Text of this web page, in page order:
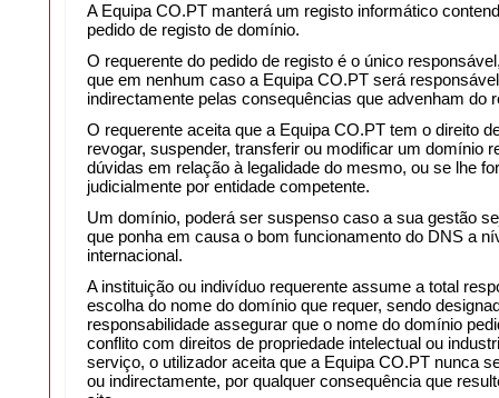
A Equipa CO.PT manterá um registo informático
pedido de registo de domínio.
O requerente do pedido de registo é o único
que em nenhum caso a Equipa CO.PT será
indirectamente pelas consequências que advenham do
O requerente aceita que a Equipa CO.PT tem o direito
revogar, suspender, transferir ou modificar um domínio
dúvidas em relação à legalidade do mesmo, ou se lhe
judicialmente por entidade competente.
Um domínio, poderá ser suspenso caso a sua gestão
que ponha em causa o bom funcionamento do DNS a
internacional.
A instituição ou indivíduo requerente assume a total
escolha do nome do domínio que requer, sendo
responsabilidade assegurar que o nome do domínio
conflito com direitos de propriedade intelectual ou
serviço, o utilizador aceita que a Equipa CO.PT nunca
ou indirectamente, por qualquer consequência que